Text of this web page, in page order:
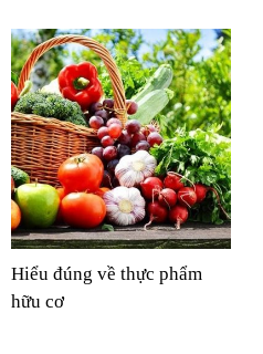
Hiểu đúng về thực phẩm
hữu cơ